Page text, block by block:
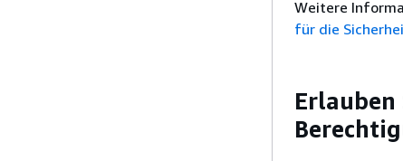
Weitere
für die